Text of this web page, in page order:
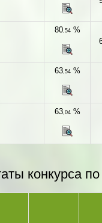
80,54%
63,54%
63,04%
конкурса